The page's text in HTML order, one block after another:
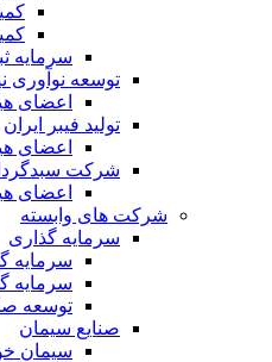
سرمایه
توسعه نوآوری
اعضای
تولید فیبر ایران
اعضای
شرکت
اعضای
شرکت های وابسته
سرمایه گذاری
سرمایه
سرمایه
توسعه‌
صنایع سیمان
سیمان